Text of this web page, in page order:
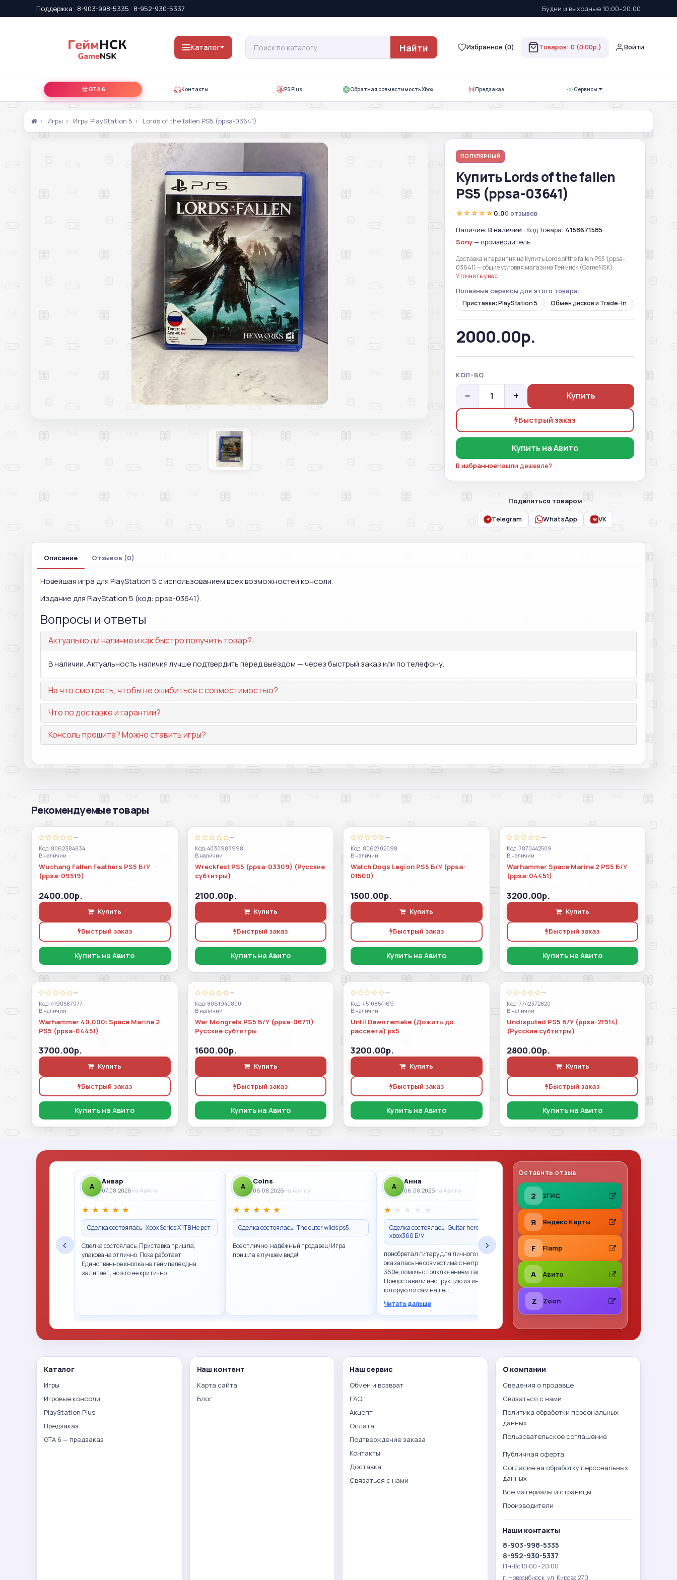
Поддержка · 8-903-998-5335 · 8-952-930-5337 Будни и выходные 10:00–20:00
Каталог Найти Избранное (0) Товаров: 0 (0.00р.) Войти
GTA 6 Контакты PS Plus Обратная совместимость Xbox Предзаказ Сервисы
Игры Игры PlayStation 5 Lords of the fallen PS5 (ppsa-03641)
ПОПУЛЯРНЫЙ
Купить Lords of the fallen
PS5 (ppsa-03641)
☆☆☆☆☆ 0.00 отзывов
Наличие: В наличии · Код Товара: 4158671585
Sony— производитель
Доставка и гарантия на Купить Lords of the fallen PS5 (ppsa-
03641) — общие условия магазина Геймнск (GameNSK).
Уточнить у нас.
Полезные сервисы для этого товара:
Приставки: PlayStation 5 Обмен дисков и Trade-In
2000.00р.
КОЛ-ВО
− + Купить
Быстрый заказ
Купить на Авито
В избранноеНашли дешевле?
Поделиться товаром
Telegram WhatsApp VK
Описание Отзывов (0)
Новейшая игра для PlayStation 5 с использованием всех возможностей консоли.
Издание для PlayStation 5 (код: ppsa-03641).
Вопросы и ответы
Актуально ли наличие и как быстро получить товар?
В наличии. Актуальность наличия лучше подтвердить перед выездом — через быстрый заказ или по телефону.
На что смотреть, чтобы не ошибиться с совместимостью?
Что по доставке и гарантии?
Консоль прошита? Можно ставить игры?
Рекомендуемые товары
—
Код: 8062384834
В наличии
Wuchang Fallen Feathers PS5 Б/У
(ppsa-09519)
2400.00р.
Купить
Быстрый заказ
Купить на Авито
—
Код: 4030983998
В наличии
Wreckfest PS5 (ppsa-03309) (Русские
субтитры)
2100.00р.
Купить
Быстрый заказ
Купить на Авито
—
Код: 8062702098
В наличии
Watch Dogs Legion PS5 Б/У (ppsa-
01500)
1500.00р.
Купить
Быстрый заказ
Купить на Авито
—
Код: 7870442509
В наличии
Warhammer Space Marine 2 PS5 Б/У
(ppsa-04451)
3200.00р.
Купить
Быстрый заказ
Купить на Авито
—
Код: 4190587077
В наличии
Warhammer 40,000: Space Marine 2
PS5 (ppsa-04451)
3700.00р.
Купить
Быстрый заказ
Купить на Авито
—
Код: 8061940800
В наличии
War Mongrels PS5 Б/У (ppsa-06711)
Русские субтитры
1600.00р.
Купить
Быстрый заказ
Купить на Авито
—
Код: 4510854169
В наличии
Until Dawn remake (Дожить до
рассвета) ps5
3200.00р.
Купить
Быстрый заказ
Купить на Авито
—
Код: 7742372820
В наличии
Undisputed PS5 Б/У (ppsa-21914)
(Русские субтитры)
2800.00р.
Купить
Быстрый заказ
Купить на Авито
‹
A
Анвар
07.08.2026на Авито
★ ★ ★ ★ ★
Сделка состоялась · Xbox Series X 1TB Не рст
Сделка состоялась. Приставка пришла,
упакована отлично. Пока работает.
Единственное кнопка на геймпаде одна
залипает, но это не критично.
A
Coins
06.08.2026на Авито
★ ★ ★ ★ ★
Сделка состоялась · The outer wilds ps5
Все отлично, надёжный продавец! Игра
пришла в лучшем виде!!
A
Анна
06.08.2026на Авито
★ ★ ★ ★ ★
Сделка состоялась · Guitar hero гитара
xbox360 Б/У
приобретал гитару для личного пользования,
оказалась не совместима с не прошитым xbox
360e, помочь с подключением так и не смогли.
Предоставили инструкцию из интернета,
которую я и сам нашел…
Читать дальше
Владимир Леонов
★ ★ ★ ★ ★
Сделка состоялась · Call of Duty 2: Big Red
One PS2 (sles-53415) (Англ
Все отлично. Фото перед отправкой, хорошо
упаковано. Рекомендую
›
Оставить отзыв
2 2ГИС
Я Яндекс Карты
F Flamp
A Авито
Z Zoon
Каталог
Игры
Игровые консоли
PlayStation Plus
Предзаказ
GTA 6 — предзаказ
Наш контент
Карта сайта
Блог
Наш сервис
Обмен и возврат
FAQ
Акцепт
Оплата
Подтверждение заказа
Контакты
Доставка
Связаться с нами
О компании
Сведения о продавце
Связаться с нами
Политика обработки персональных
данных
Пользовательское соглашение
Публичная оферта
Согласие на обработку персональных
данных
Все материалы и страницы
Производители
Наши контакты
8-903-998-5335
8-952-930-5337
Пн-Вс 10:00 - 20:00
г. Новосибирск. ул. Кирова 270